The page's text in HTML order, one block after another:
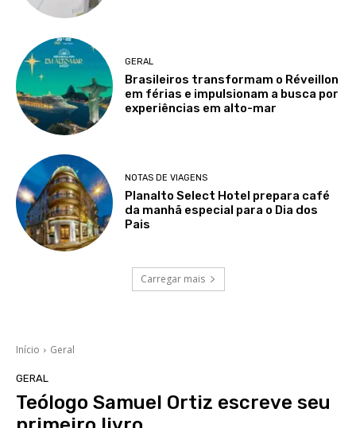
GERAL
Brasileiros transformam o Réveillon
em férias e impulsionam a busca por
experiências em alto-mar
NOTAS DE VIAGENS
Planalto Select Hotel prepara café
da manhã especial para o Dia dos
Pais
Carregar mais